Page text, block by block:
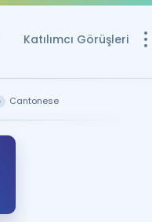
Katılımcı Görüşleri
Ücretsiz
Cantonese